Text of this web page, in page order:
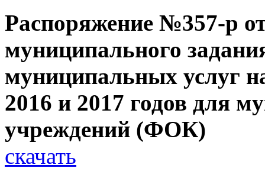
Распоряжение №357-р
муниципального
муниципальных услуг
2016 и 2017 годов для
учреждений (ФОК)
скачать